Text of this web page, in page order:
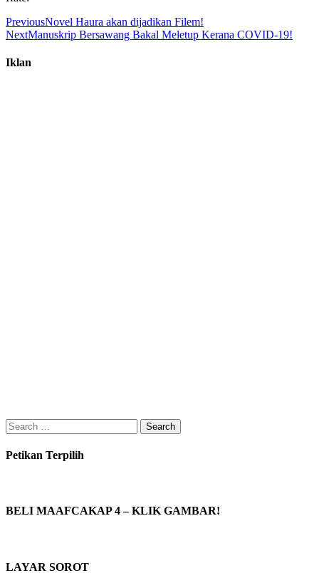
PreviousNovel Haura akan dijadikan Filem!
NextManuskrip Bersawang Bakal Meletup Kerana COVID-19!
Iklan
Search
for:
Petikan Terpilih
BELI MAAFCAKAP 4 – KLIK GAMBAR!
LAYAR SOROT